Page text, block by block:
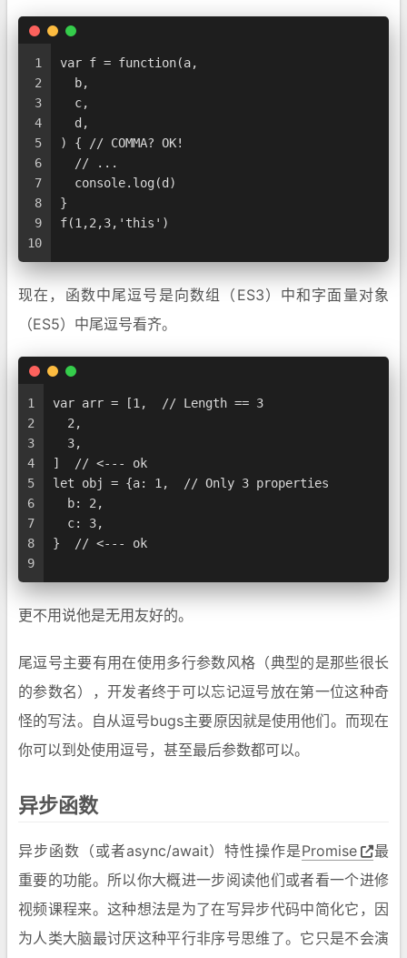
1
2
3
4
5
6
7
8
9
10
var f = function(a,
  b,
  c,
  d,
) { // COMMA? OK!
  // ...
  console.log(d)
}
f(1,2,3,'this')
现在，函数中尾逗号是向数组（ES3）中和字面量对象
（ES5）中尾逗号看齐。
1
2
3
4
5
6
7
8
9
var arr = [1,  // Length == 3
  2,
  3,
]  // <--- ok
let obj = {a: 1,  // Only 3 properties
  b: 2,
  c: 3,
}  // <--- ok
更不用说他是无用友好的。
尾逗号主要有用在使用多行参数风格（典型的是那些很长
的参数名），开发者终于可以忘记逗号放在第一位这种奇
怪的写法。自从逗号bugs主要原因就是使用他们。而现在
你可以到处使用逗号，甚至最后参数都可以。
异步函数
异步函数（或者async/await）特性操作是Promise
最
重要的功能。所以你大概进一步阅读他们或者看一个进修
视频课程来。这种想法是为了在写异步代码中简化它，因
为人类大脑最讨厌这种平行非序号思维了。它只是不会演